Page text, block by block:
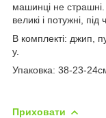
машинці не
великі і потужні, під
В комплекті: джип,
у.
Упаковка: 38-23-
Приховати